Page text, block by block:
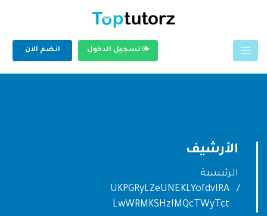
تسجيل الدخول انضم الان
الأرشيف
الرئيسية
UKPGRyLZeUNEKLYofdvIRA
LwWRMKSHzIMQcTWyTct